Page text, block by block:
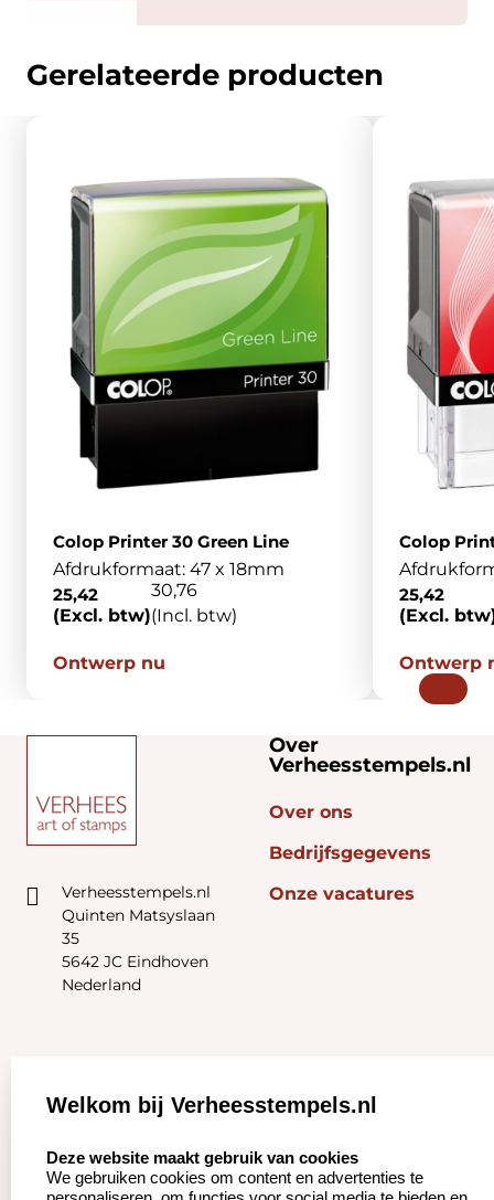
Gerelateerde producten
Colop Printer 30 Green Line
Afdrukformaat: 47 x 18mm
25,42
(Excl. btw)
30,76
(Incl. btw)
Ontwerp nu
Colop
25,42
(Excl.
Ontwerp
Verheesstempels.nl
Quinten Matsyslaan
35
5642 JC Eindhoven
Nederland
Over
Verheesstempels.nl
Over ons
Bedrijfsgegevens
Onze vacatures
Zakelijk:
Betaling &
Klantenservice:
Veel gestelde vragen
Welkom bij Verheesstempels.nl
Deze website maakt gebruik van cookies
We gebruiken cookies om content en advertenties te